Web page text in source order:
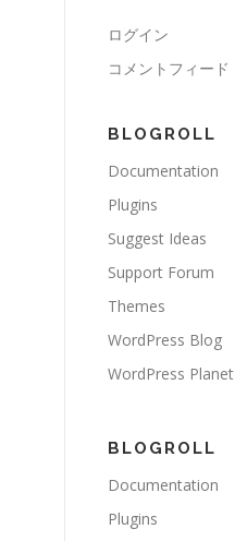
ログイン
コメントフィード
BLOGROLL
Documentation
Plugins
Suggest Ideas
Support Forum
Themes
WordPress Blog
WordPress Planet
BLOGROLL
Documentation
Plugins